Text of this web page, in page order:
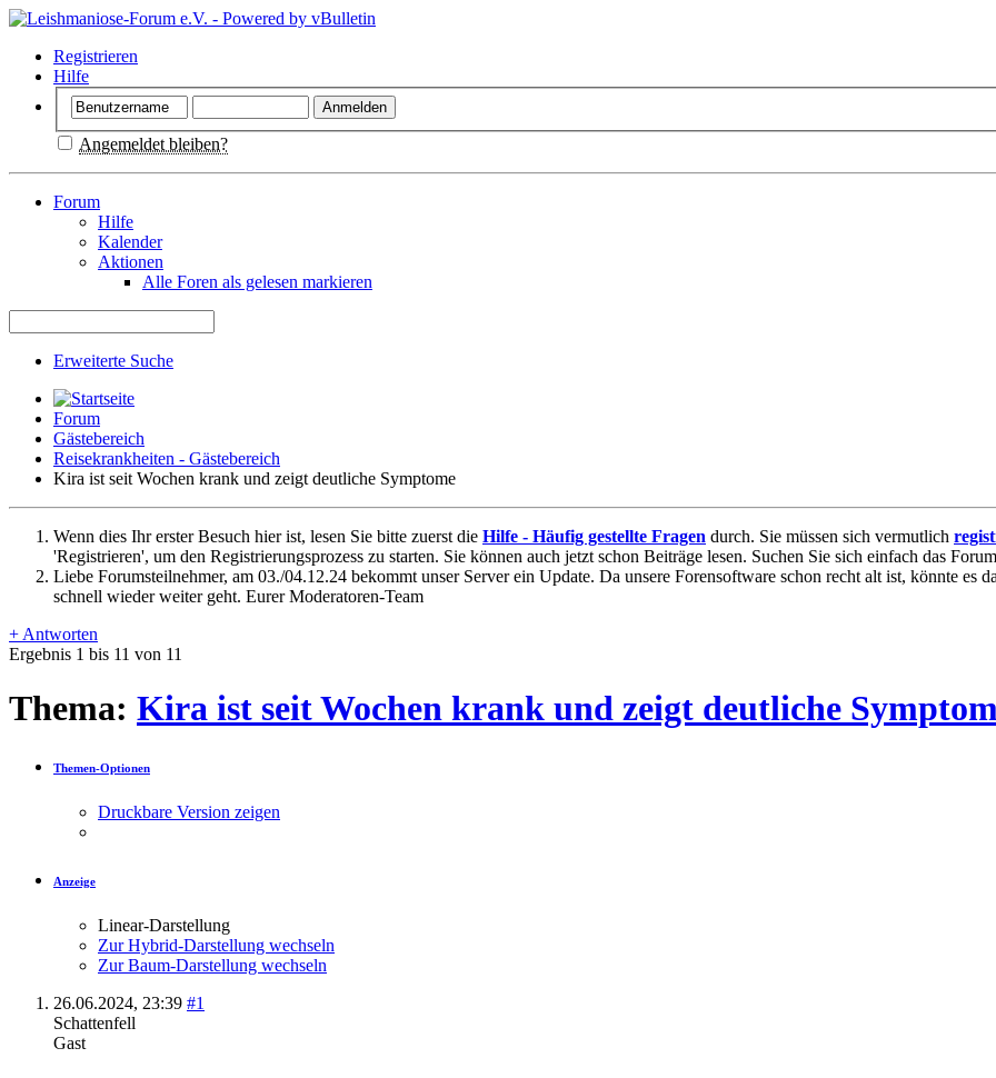
Registrieren
Hilfe
Angemeldet bleiben?
Forum
Hilfe
Kalender
Aktionen
Alle Foren als gelesen markieren
Erweiterte Suche
Forum
Gästebereich
Reisekrankheiten - Gästebereich
Kira ist seit Wochen krank und zeigt deutliche Symptome
Wenn dies Ihr erster Besuch hier ist, lesen Sie bitte zuerst die Hilfe - Häufig gestellte Fragen durch. Sie müssen sich vermutlich
'Registrieren', um den Registrierungsprozess zu starten. Sie können auch jetzt schon Beiträge lesen. Suchen Sie sich einfach das
Liebe Forumsteilnehmer, am 03./04.12.24 bekommt unser Server ein Update. Da unsere Forensoftware schon recht alt ist, könnte es
schnell wieder weiter geht. Eurer Moderatoren-Team
+ Antworten
Ergebnis 1 bis 11 von 11
Thema: Kira ist seit Wochen krank und zeigt deutliche
Themen-Optionen
Druckbare Version zeigen
Anzeige
Linear-Darstellung
Zur Hybrid-Darstellung wechseln
Zur Baum-Darstellung wechseln
26.06.2024, 23:39 #1
Schattenfell
Gast